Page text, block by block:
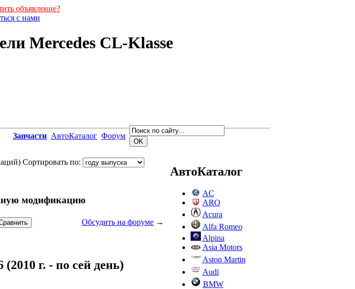
объявление?
с нами
Mercedes CL-Klasse
Запчасти АвтоКаталог Форум
Сортировать по:
модификацию
Обсудить на форуме →
г. - по сей день)
АвтоКаталог
AC
ARO
Acura
Alfa Romeo
Alpina
Asia Motors
Aston Martin
Audi
BMW